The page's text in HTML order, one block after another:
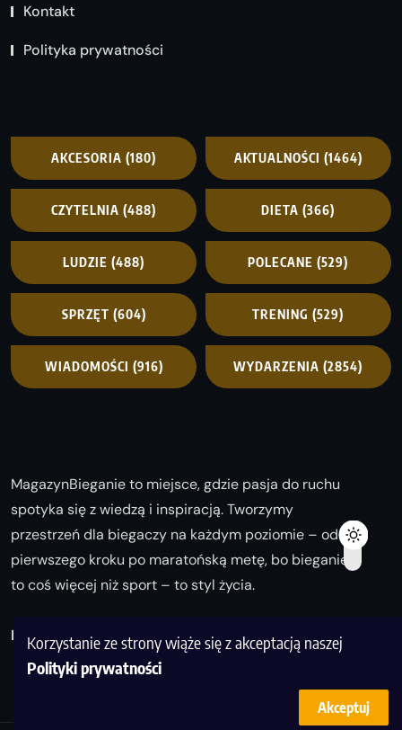
Korzystanie ze strony wiąże się z akceptacją naszej
Polityki prywatności
Akceptuj
Kontakt
Polityka prywatności
AKCESORIA (180) AKTUALNOŚCI (1464)
CZYTELNIA (488) DIETA (366)
LUDZIE (488) POLECANE (529)
SPRZĘT (604) TRENING (529)
WIADOMOŚCI (916) WYDARZENIA (2854)
MagazynBieganie to miejsce, gdzie pasja do ruchu
spotyka się z wiedzą i inspiracją. Tworzymy
przestrzeń dla biegaczy na każdym poziomie – od
pierwszego kroku po maratońską metę, bo bieganie
to coś więcej niż sport – to styl życia.
Biegaj z nami i odkrywaj swoją najlepszą wersję!